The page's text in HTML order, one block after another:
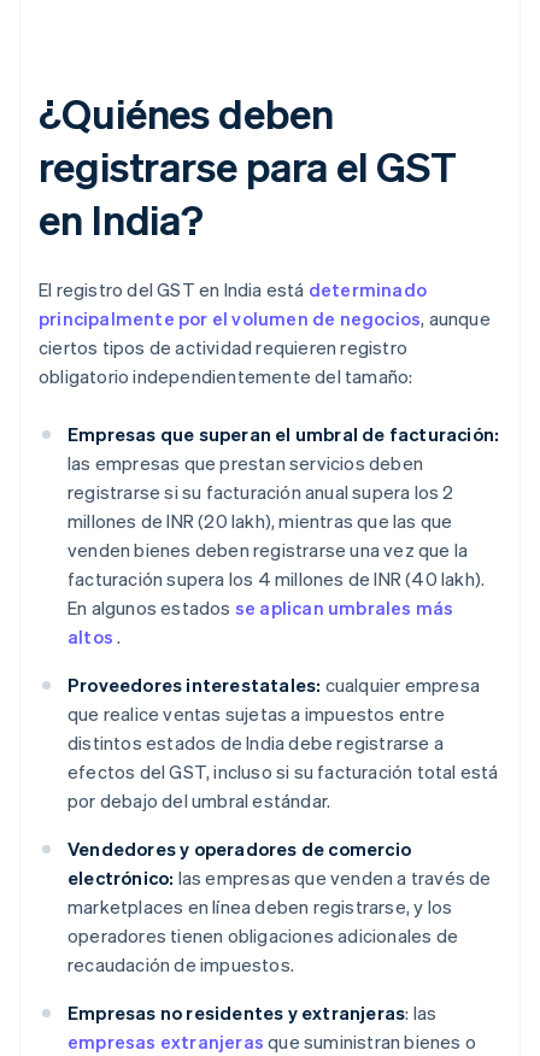
¿Quiénes deben
registrarse para el GST
en India?
El registro del GST en India está determinado
principalmente por el volumen de negocios, aunque
ciertos tipos de actividad requieren registro
obligatorio independientemente del tamaño:
Empresas que superan el umbral de facturación:
las empresas que prestan servicios deben
registrarse si su facturación anual supera los 2
millones de INR (20 lakh), mientras que las que
venden bienes deben registrarse una vez que la
facturación supera los 4 millones de INR (40 lakh).
En algunos estados se aplican umbrales más
altos.
Proveedores interestatales: cualquier empresa
que realice ventas sujetas a impuestos entre
distintos estados de India debe registrarse a
efectos del GST, incluso si su facturación total está
por debajo del umbral estándar.
Vendedores y operadores de comercio
electrónico: las empresas que venden a través de
marketplaces en línea deben registrarse, y los
operadores tienen obligaciones adicionales de
recaudación de impuestos.
Empresas no residentes y extranjeras: las
empresas extranjeras que suministran bienes o